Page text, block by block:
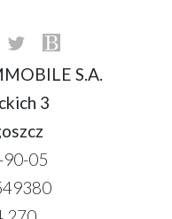
S.A.
3
90-05